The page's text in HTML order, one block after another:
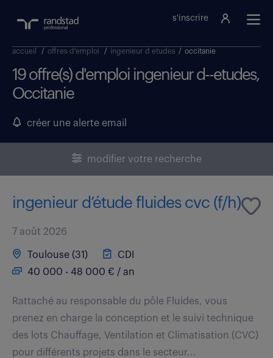
s'inscrire
accueil / offres d'emploi / ingenieur d etudes / occitanie
19 offre(s) d'emploi ingenieur d--etudes,
Occitanie
créer une alerte email
modifier votre recherche
ingenieur d’étude fluides cvc (f/h)
7 août 2026
Toulouse (31)
CDI
40 000 - 48 000 € / an
Rattaché au responsable du pôle Fluides, vous
prenez en charge la conception et le suivi technique
des lots Chauffage, Ventilation et Climatisation (CVC)
pour différents projets dans le secteur...